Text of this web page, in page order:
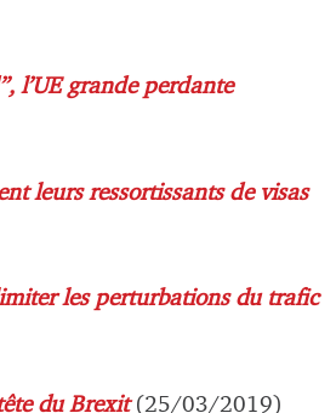
l’UE grande perdante
leurs ressortissants de visas
les perturbations du trafic
du Brexit(25/03/2019)